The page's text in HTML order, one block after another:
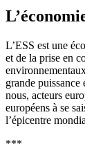
L’ESS est une
et de la prise en
grande
nous, acteurs
européens à se
l’épicentre
***